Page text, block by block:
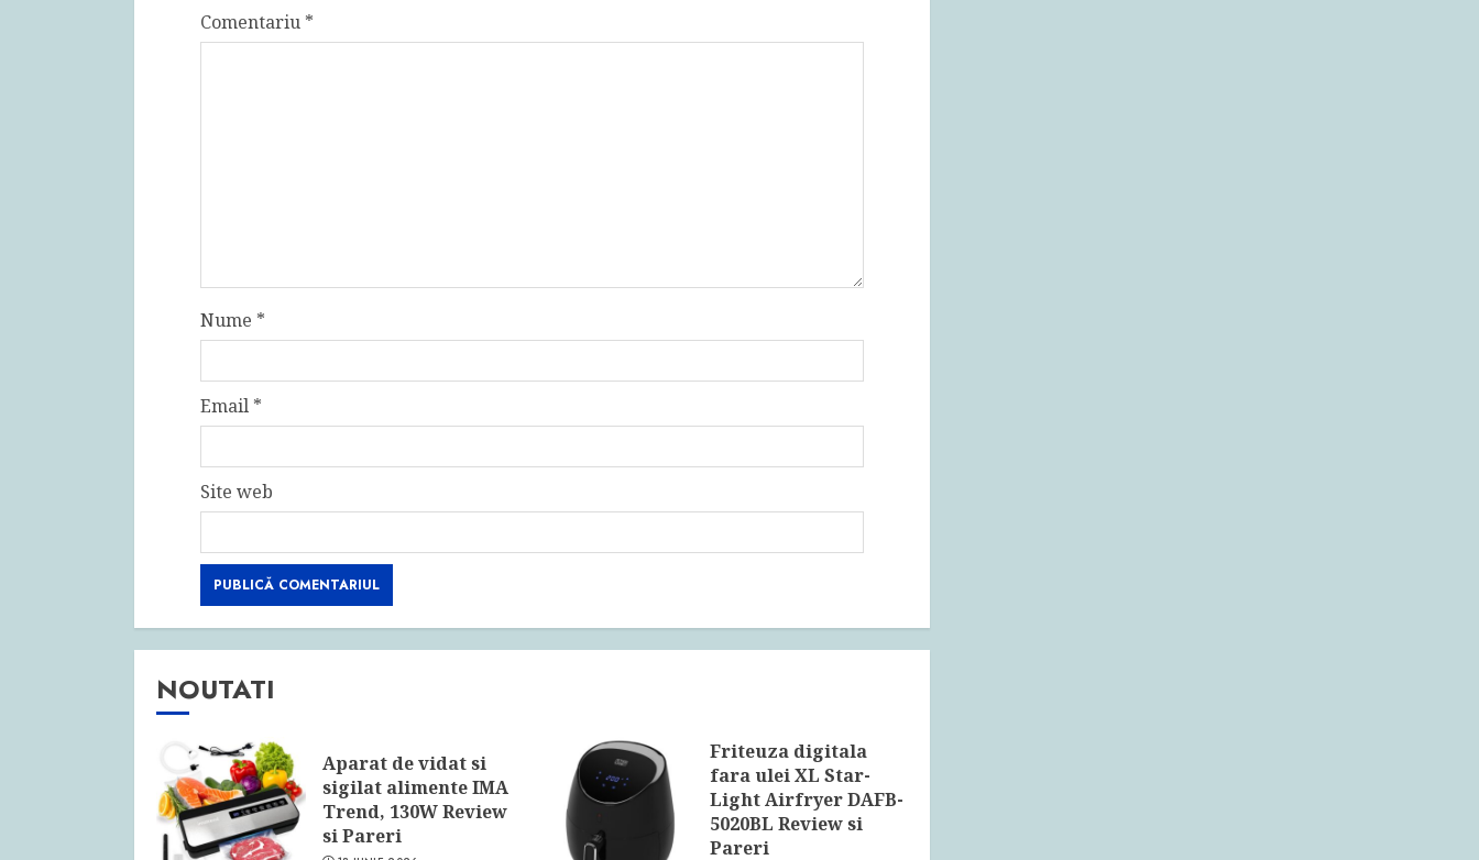
Comentariu *
Nume *
Email *
Site web
NOUTATI
Aparat de vidat si
sigilat alimente IMA
Trend, 130W Review
si Pareri
Friteuza digitala
fara ulei XL Star-
Light Airfryer DAFB-
5020BL Review si
Pareri